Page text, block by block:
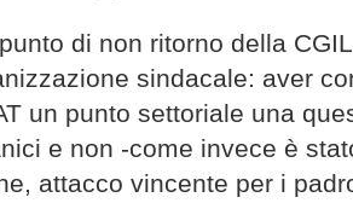
di non ritorno della
sindacale: aver
un punto settoriale una
e non -come invece è
attacco vincente per i